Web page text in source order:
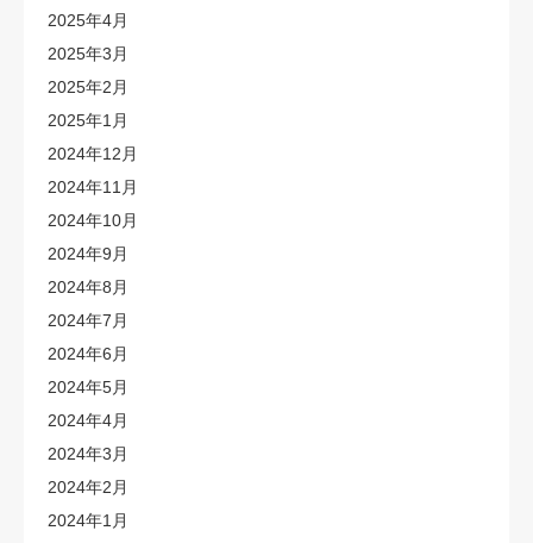
2025年4月
2025年3月
2025年2月
2025年1月
2024年12月
2024年11月
2024年10月
2024年9月
2024年8月
2024年7月
2024年6月
2024年5月
2024年4月
2024年3月
2024年2月
2024年1月